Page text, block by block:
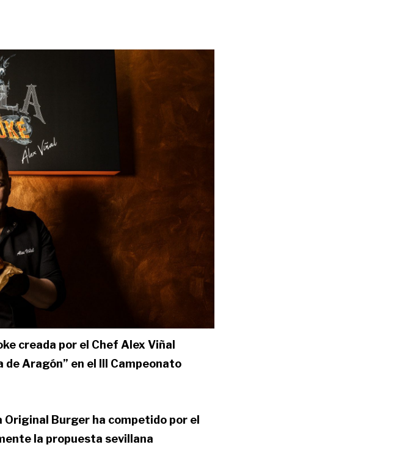
creada por el Chef Alex Viñal
Aragón” en el III Campeonato
Burger ha competido por el
la propuesta sevillana